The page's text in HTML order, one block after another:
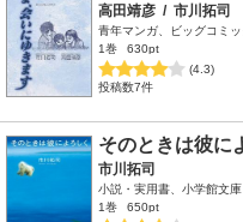
高田靖彦 / 市川拓司
青年マンガ、ビッグコミ
1巻
630pt
(4.3)
投稿数7件
そのときは彼に
市川拓司
小説・実用書、小学館文庫
1巻
650pt